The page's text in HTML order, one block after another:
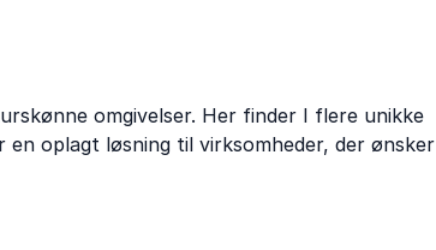
omgivelser. Her finder I flere unikke
oplagt løsning til virksomheder, der ønsker